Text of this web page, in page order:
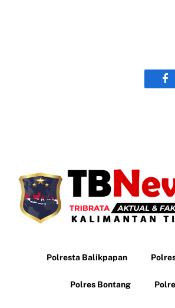
Polresta Balikpapan
Polres Bontang